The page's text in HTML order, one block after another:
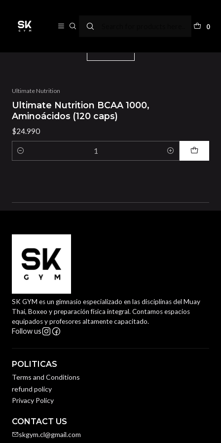
0
Ultimate Nutrition
Filters
Ultimate Nutrition
Ultimate Nutrition BCAA 1000,
Aminoácidos (120 caps)
$24.990
Quantity
SK GYM es un gimnasio especializado en las disciplinas del Muay
Thai, Boxeo y preparación física integral. Contamos espacios
equipados y profesores altamente capacitado.
Follow us
POLITICAS
Terms and Conditions
refund policy
Privacy Policy
CONTACT US
skgym.cl@gmail.com